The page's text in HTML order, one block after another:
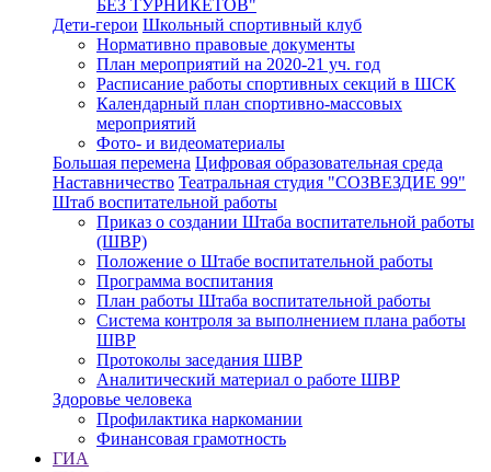
БЕЗ ТУРНИКЕТОВ"
Дети-герои Школьный спортивный клуб
Нормативно правовые документы
План мероприятий на 2020-21 уч. год
Расписание работы спортивных секций в ШСК
Календарный план спортивно-массовых
мероприятий
Фото- и видеоматериалы
Большая перемена Цифровая образовательная среда
Наставничество Театральная студия "СОЗВЕЗДИЕ 99"
Штаб воспитательной работы
Приказ о создании Штаба воспитательной работы
(ШВР)
Положение о Штабе воспитательной работы
Программа воспитания
План работы Штаба воспитательной работы
Система контроля за выполнением плана работы
ШВР
Протоколы заседания ШВР
Аналитический материал о работе ШВР
Здоровье человека
Профилактика наркомании
Финансовая грамотность
ГИА